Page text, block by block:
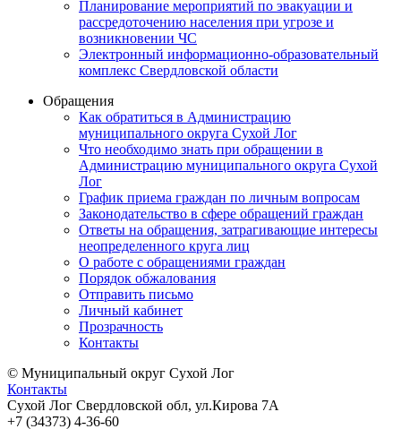
Планирование мероприятий по эвакуации и
рассредоточению населения при угрозе и
возникновении ЧС
Электронный информационно-образовательный
комплекс Свердловской области
Обращения
Как обратиться в Администрацию
муниципального округа Сухой Лог
Что необходимо знать при обращении в
Администрацию муниципального округа Сухой
Лог
График приема граждан по личным вопросам
Законодательство в сфере обращений граждан
Ответы на обращения, затрагивающие интересы
неопределенного круга лиц
О работе с обращениями граждан
Порядок обжалования
Отправить письмо
Личный кабинет
Прозрачность
Контакты
© Муниципальный округ Сухой Лог
Контакты
Сухой Лог Свердловской обл, ул.Кирова 7А
+7 (34373) 4-36-60